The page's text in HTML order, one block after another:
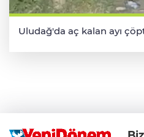
Uludağ'da aç kalan ayı